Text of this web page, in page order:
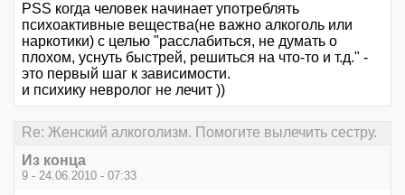
PSS когда человек начинает употреблять
психоактивные вещества(не важно алкоголь или
наркотики) с целью "расслабиться, не думать о
плохом, уснуть быстрей, решиться на что-то и т.д." -
это первый шаг к зависимости.
и психику невролог не лечит ))
Re: Женский алкоголизм. Помогите вылечить сестру.
Из конца
9 - 24.06.2010 - 07:33